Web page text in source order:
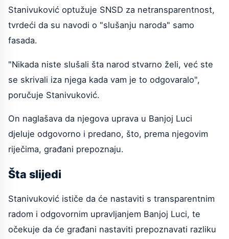
Stanivuković optužuje SNSD za netransparentnost,
tvrdeći da su navodi o "slušanju naroda" samo
fasada.
"Nikada niste slušali šta narod stvarno želi, već ste
se skrivali iza njega kada vam je to odgovaralo",
poručuje Stanivuković.
On naglašava da njegova uprava u Banjoj Luci
djeluje odgovorno i predano, što, prema njegovim
riječima, građani prepoznaju.
Šta slijedi
Stanivuković ističe da će nastaviti s transparentnim
radom i odgovornim upravljanjem Banjoj Luci, te
očekuje da će građani nastaviti prepoznavati razliku